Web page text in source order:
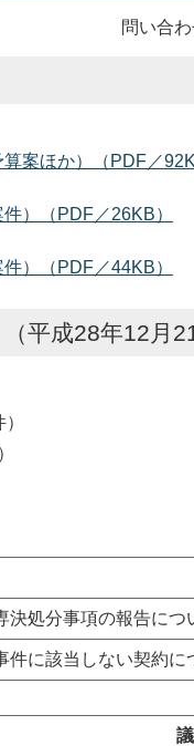
問い合
案ほか）（PDF／
）（PDF／26KB）
）（PDF／44KB）
平成28年12月21
決処分事項の報告につ
件に該当しない契約に